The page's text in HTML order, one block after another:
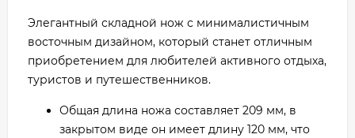
Элегантный складной нож с минималистичным
восточным дизайном, который станет отличным
приобретением для любителей активного отдыха,
туристов и путешественников.
Общая длина ножа составляет 209 мм, в
закрытом виде он имеет длину 120 мм, что